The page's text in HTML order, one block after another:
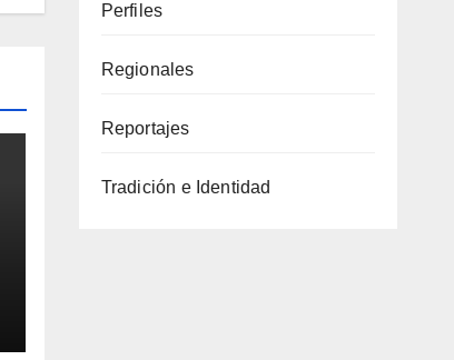
Perfiles
Regionales
Reportajes
Tradición e Identidad